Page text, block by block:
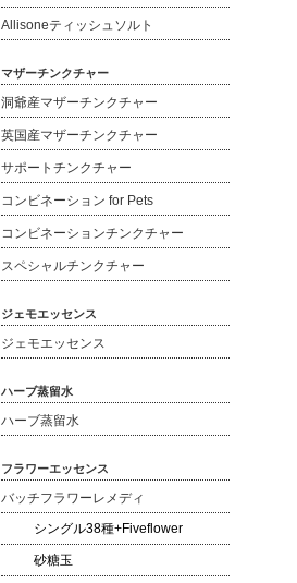
Allisoneティッシュソルト
マザーチンクチャー
洞爺産マザーチンクチャー
英国産マザーチンクチャー
サポートチンクチャー
コンビネーション for Pets
コンビネーションチンクチャー
スペシャルチンクチャー
ジェモエッセンス
ジェモエッセンス
ハーブ蒸留水
ハーブ蒸留水
フラワーエッセンス
バッチフラワーレメディ
シングル38種+Fiveflower
砂糖玉